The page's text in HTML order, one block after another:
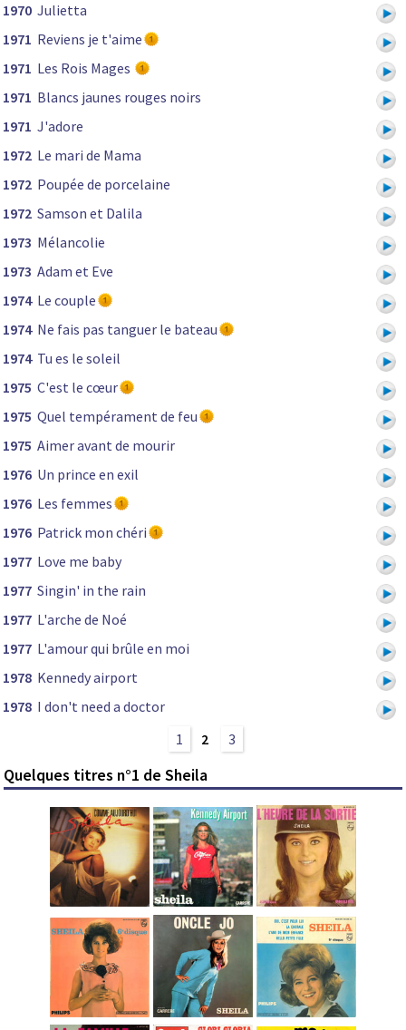
1970 Julietta
1971 Reviens je t'aime
1971 Les Rois Mages
1971 Blancs jaunes rouges noirs
1971 J'adore
1972 Le mari de Mama
1972 Poupée de porcelaine
1972 Samson et Dalila
1973 Mélancolie
1973 Adam et Eve
1974 Le couple
1974 Ne fais pas tanguer le bateau
1974 Tu es le soleil
1975 C'est le cœur
1975 Quel tempérament de feu
1975 Aimer avant de mourir
1976 Un prince en exil
1976 Les femmes
1976 Patrick mon chéri
1977 Love me baby
1977 Singin' in the rain
1977 L'arche de Noé
1977 L'amour qui brûle en moi
1978 Kennedy airport
1978 I don't need a doctor
1
2 3
Quelques titres n°1 de Sheila